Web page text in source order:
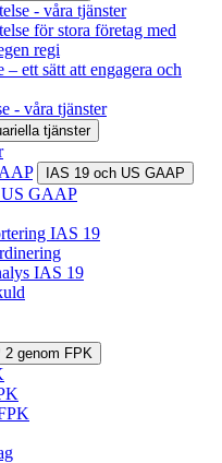
- våra tjänster
för stora företag med
regi
– ett sätt att engagera och
- våra tjänster
tjänster
IAS 19 och US GAAP
GAAP
IAS 19
IAS 19
2 genom FPK